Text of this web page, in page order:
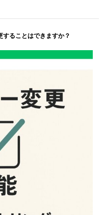
することはできますか？